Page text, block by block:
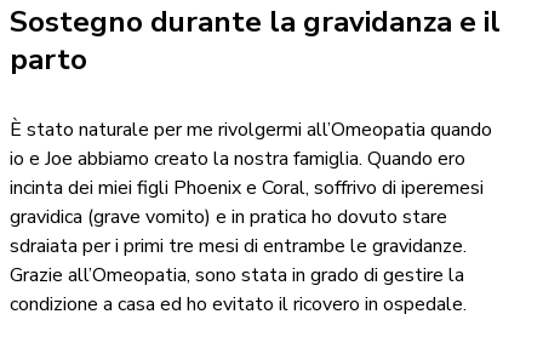
Sostegno durante la gravidanza e il
parto
È stato naturale per me rivolgermi all’Omeopatia quando
io e Joe abbiamo creato la nostra famiglia. Quando ero
incinta dei miei figli Phoenix e Coral, soffrivo di iperemesi
gravidica (grave vomito) e in pratica ho dovuto stare
sdraiata per i primi tre mesi di entrambe le gravidanze.
Grazie all’Omeopatia, sono stata in grado di gestire la
condizione a casa ed ho evitato il ricovero in ospedale.